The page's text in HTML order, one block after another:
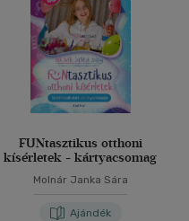
FUNtasztikus otthoni
kísérletek - kártyacsomag
Molnár Janka Sára
Ajándék